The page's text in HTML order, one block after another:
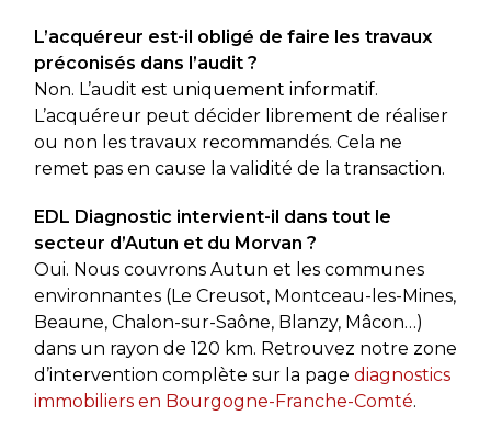
L’acquéreur est-il obligé de faire les travaux
préconisés dans l’audit ?
Non. L’audit est uniquement informatif.
L’acquéreur peut décider librement de réaliser
ou non les travaux recommandés. Cela ne
remet pas en cause la validité de la transaction.
EDL Diagnostic intervient-il dans tout le
secteur d’Autun et du Morvan ?
Oui. Nous couvrons Autun et les communes
environnantes (Le Creusot, Montceau-les-Mines,
Beaune, Chalon-sur-Saône, Blanzy, Mâcon…)
dans un rayon de 120 km. Retrouvez notre zone
d’intervention complète sur la page diagnostics
immobiliers en Bourgogne-Franche-Comté.